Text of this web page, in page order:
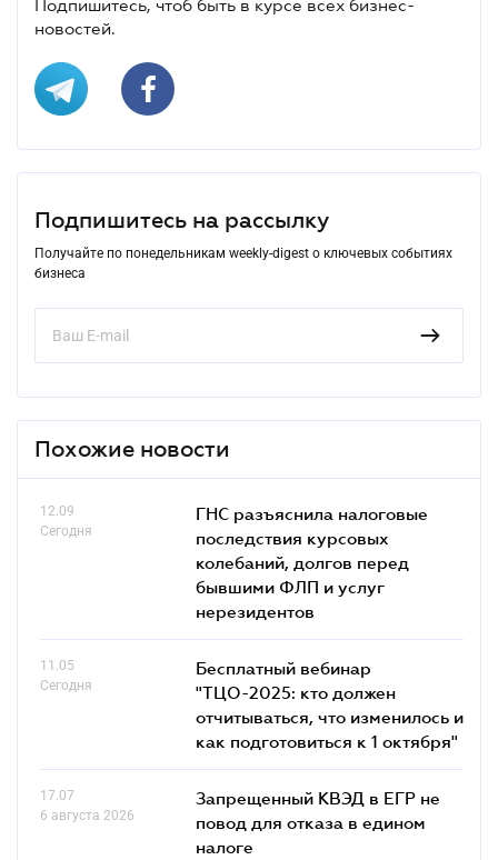
Подпишитесь, чтоб быть в курсе всех бизнес-
новостей.
Подпишитесь на рассылку
Получайте по понедельникам weekly-digest о ключевых событиях
бизнеса
Похожие новости
12.09
Сегодня
ГНС разъяснила налоговые
последствия курсовых
колебаний, долгов перед
бывшими ФЛП и услуг
нерезидентов
11.05
Сегодня
Бесплатный вебинар
"ТЦО-2025: кто должен
отчитываться, что изменилось и
как подготовиться к 1 октября"
17.07
6 августа 2026
Запрещенный КВЭД в ЕГР не
повод для отказа в едином
налоге